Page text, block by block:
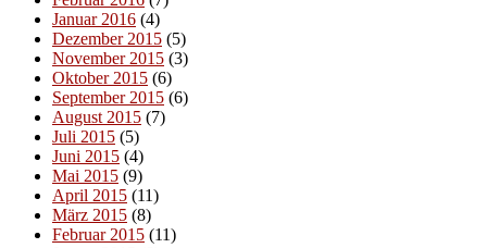
Januar 2016 (4)
Dezember 2015 (5)
November 2015 (3)
Oktober 2015 (6)
September 2015 (6)
August 2015 (7)
Juli 2015 (5)
Juni 2015 (4)
Mai 2015 (9)
April 2015 (11)
März 2015 (8)
Februar 2015 (11)